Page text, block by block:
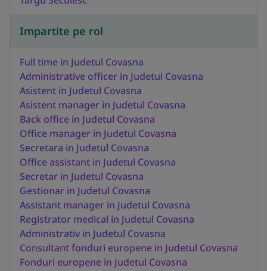
Impartite pe rol
Full time in Judetul Covasna
Administrative officer in Judetul Covasna
Asistent in Judetul Covasna
Asistent manager in Judetul Covasna
Back office in Judetul Covasna
Office manager in Judetul Covasna
Secretara in Judetul Covasna
Office assistant in Judetul Covasna
Secretar in Judetul Covasna
Gestionar in Judetul Covasna
Assistant manager in Judetul Covasna
Registrator medical in Judetul Covasna
Administrativ in Judetul Covasna
Consultant fonduri europene in Judetul Covasna
Fonduri europene in Judetul Covasna